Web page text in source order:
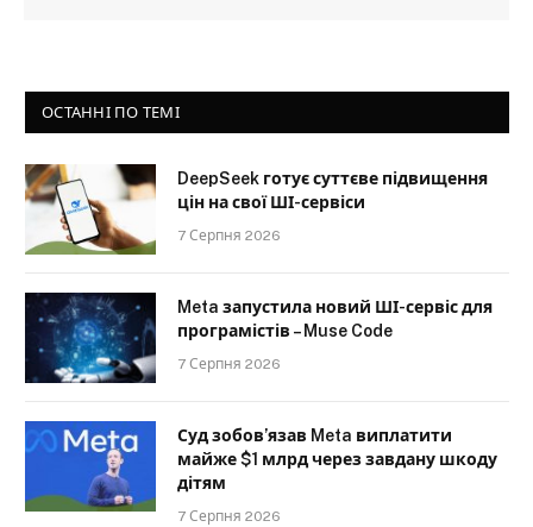
ОСТАННІ ПО ТЕМІ
DeepSeek готує суттєве підвищення
цін на свої ШІ-сервіси
7 Серпня 2026
Meta запустила новий ШІ-сервіс для
програмістів – Muse Code
7 Серпня 2026
Суд зобов’язав Meta виплатити
майже $1 млрд через завдану шкоду
дітям
7 Серпня 2026